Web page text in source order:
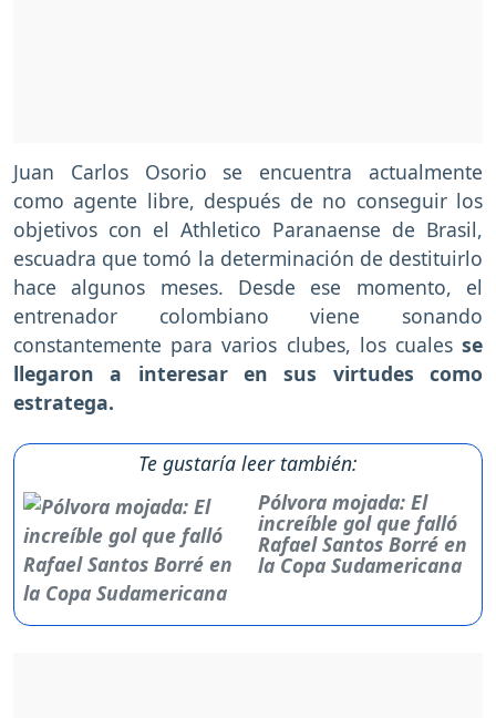
Juan Carlos Osorio se encuentra actualmente
como agente libre, después de no conseguir los
objetivos con el Athletico Paranaense de Brasil,
escuadra que tomó la determinación de destituirlo
hace algunos meses. Desde ese momento, el
entrenador colombiano viene sonando
constantemente para varios clubes, los cualesse
llegaron a interesar en sus virtudes como
estratega.
Te gustaría leer también:
Pólvora mojada: El
increíble gol que falló
Rafael Santos Borré en
la Copa Sudamericana